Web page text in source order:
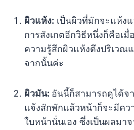
ผิวแห้ง: เป็นผิวที่มักจะแห้ง
การสังเกตอีกวิธีหนึ่งก็คือเ
ความรู้สึกผิวแห้งตึงปริเวณ
จากนั้นค่ะ
ผิวมัน: อันนี้ก็สามารถดูได้จ
แจ้งสักพักแล้วหน้าก็จะมีคว
ใบหน้านั่นเอง ซึ่งเป็นผลมา